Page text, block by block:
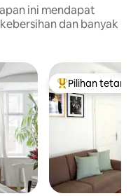
ini mendapat
dan banyak
Pilihan utama
Pilihan tetamu